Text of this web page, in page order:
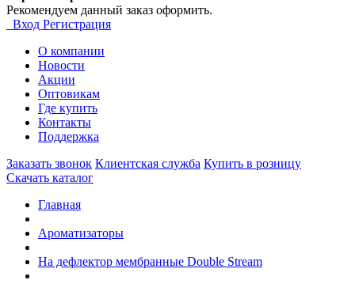
Рекомендуем данный заказ оформить.
Вход Регистрация
О компании
Новости
Акции
Оптовикам
Где купить
Контакты
Поддержка
Заказать звонок Клиентская служба Купить в розницу
Скачать каталог
Главная
Ароматизаторы
На дефлектор мембранные Double Stream